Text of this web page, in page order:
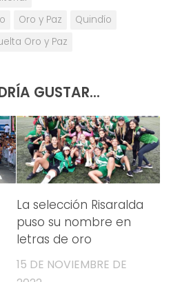
Oro y Paz
Quindío
Oro y Paz
GUSTAR...
La selección Risaralda
puso su nombre en
letras de oro
15 DE NOVIEMBRE DE